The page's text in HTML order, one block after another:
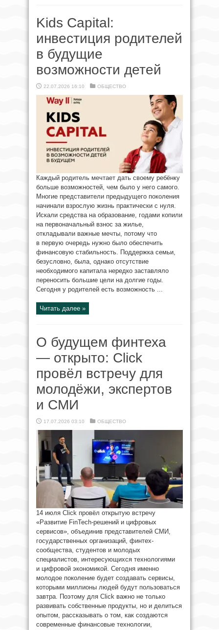
Kids Capital:
инвестиция родителей
в будущие
возможности детей
22.07.2026 16:10 ОБЩЕСТВО
Каждый родитель мечтает дать своему ребёнку
больше возможностей, чем было у него самого.
Многие представители предыдущего поколения
начинали взрослую жизнь практически с нуля.
Искали средства на образование, годами копили
на первоначальный взнос за жилье,
откладывали важные мечты, потому что
в первую очередь нужно было обеспечить
финансовую стабильность. Поддержка семьи,
безусловно, была, однако отсутствие
необходимого капитала нередко заставляло
переносить большие цели на долгие годы.
Сегодня у родителей есть возможность ...
Читать далее »
О будущем финтеха
— открыто: Click
провёл встречу для
молодёжи, экспертов
и СМИ
17.07.2026 03:10 ОБЩЕСТВО
14 июля Click провёл открытую встречу
«Развитие FinTech-решений и цифровых
сервисов», объединив представителей СМИ,
государственных организаций, финтех-
сообщества, студентов и молодых
специалистов, интересующихся технологиями
и цифровой экономикой. Сегодня именно
молодое поколение будет создавать сервисы,
которыми миллионы людей будут пользоваться
завтра. Поэтому для Click важно не только
развивать собственные продукты, но и делиться
опытом, рассказывать о том, как создаются
современные финансовые технологии,